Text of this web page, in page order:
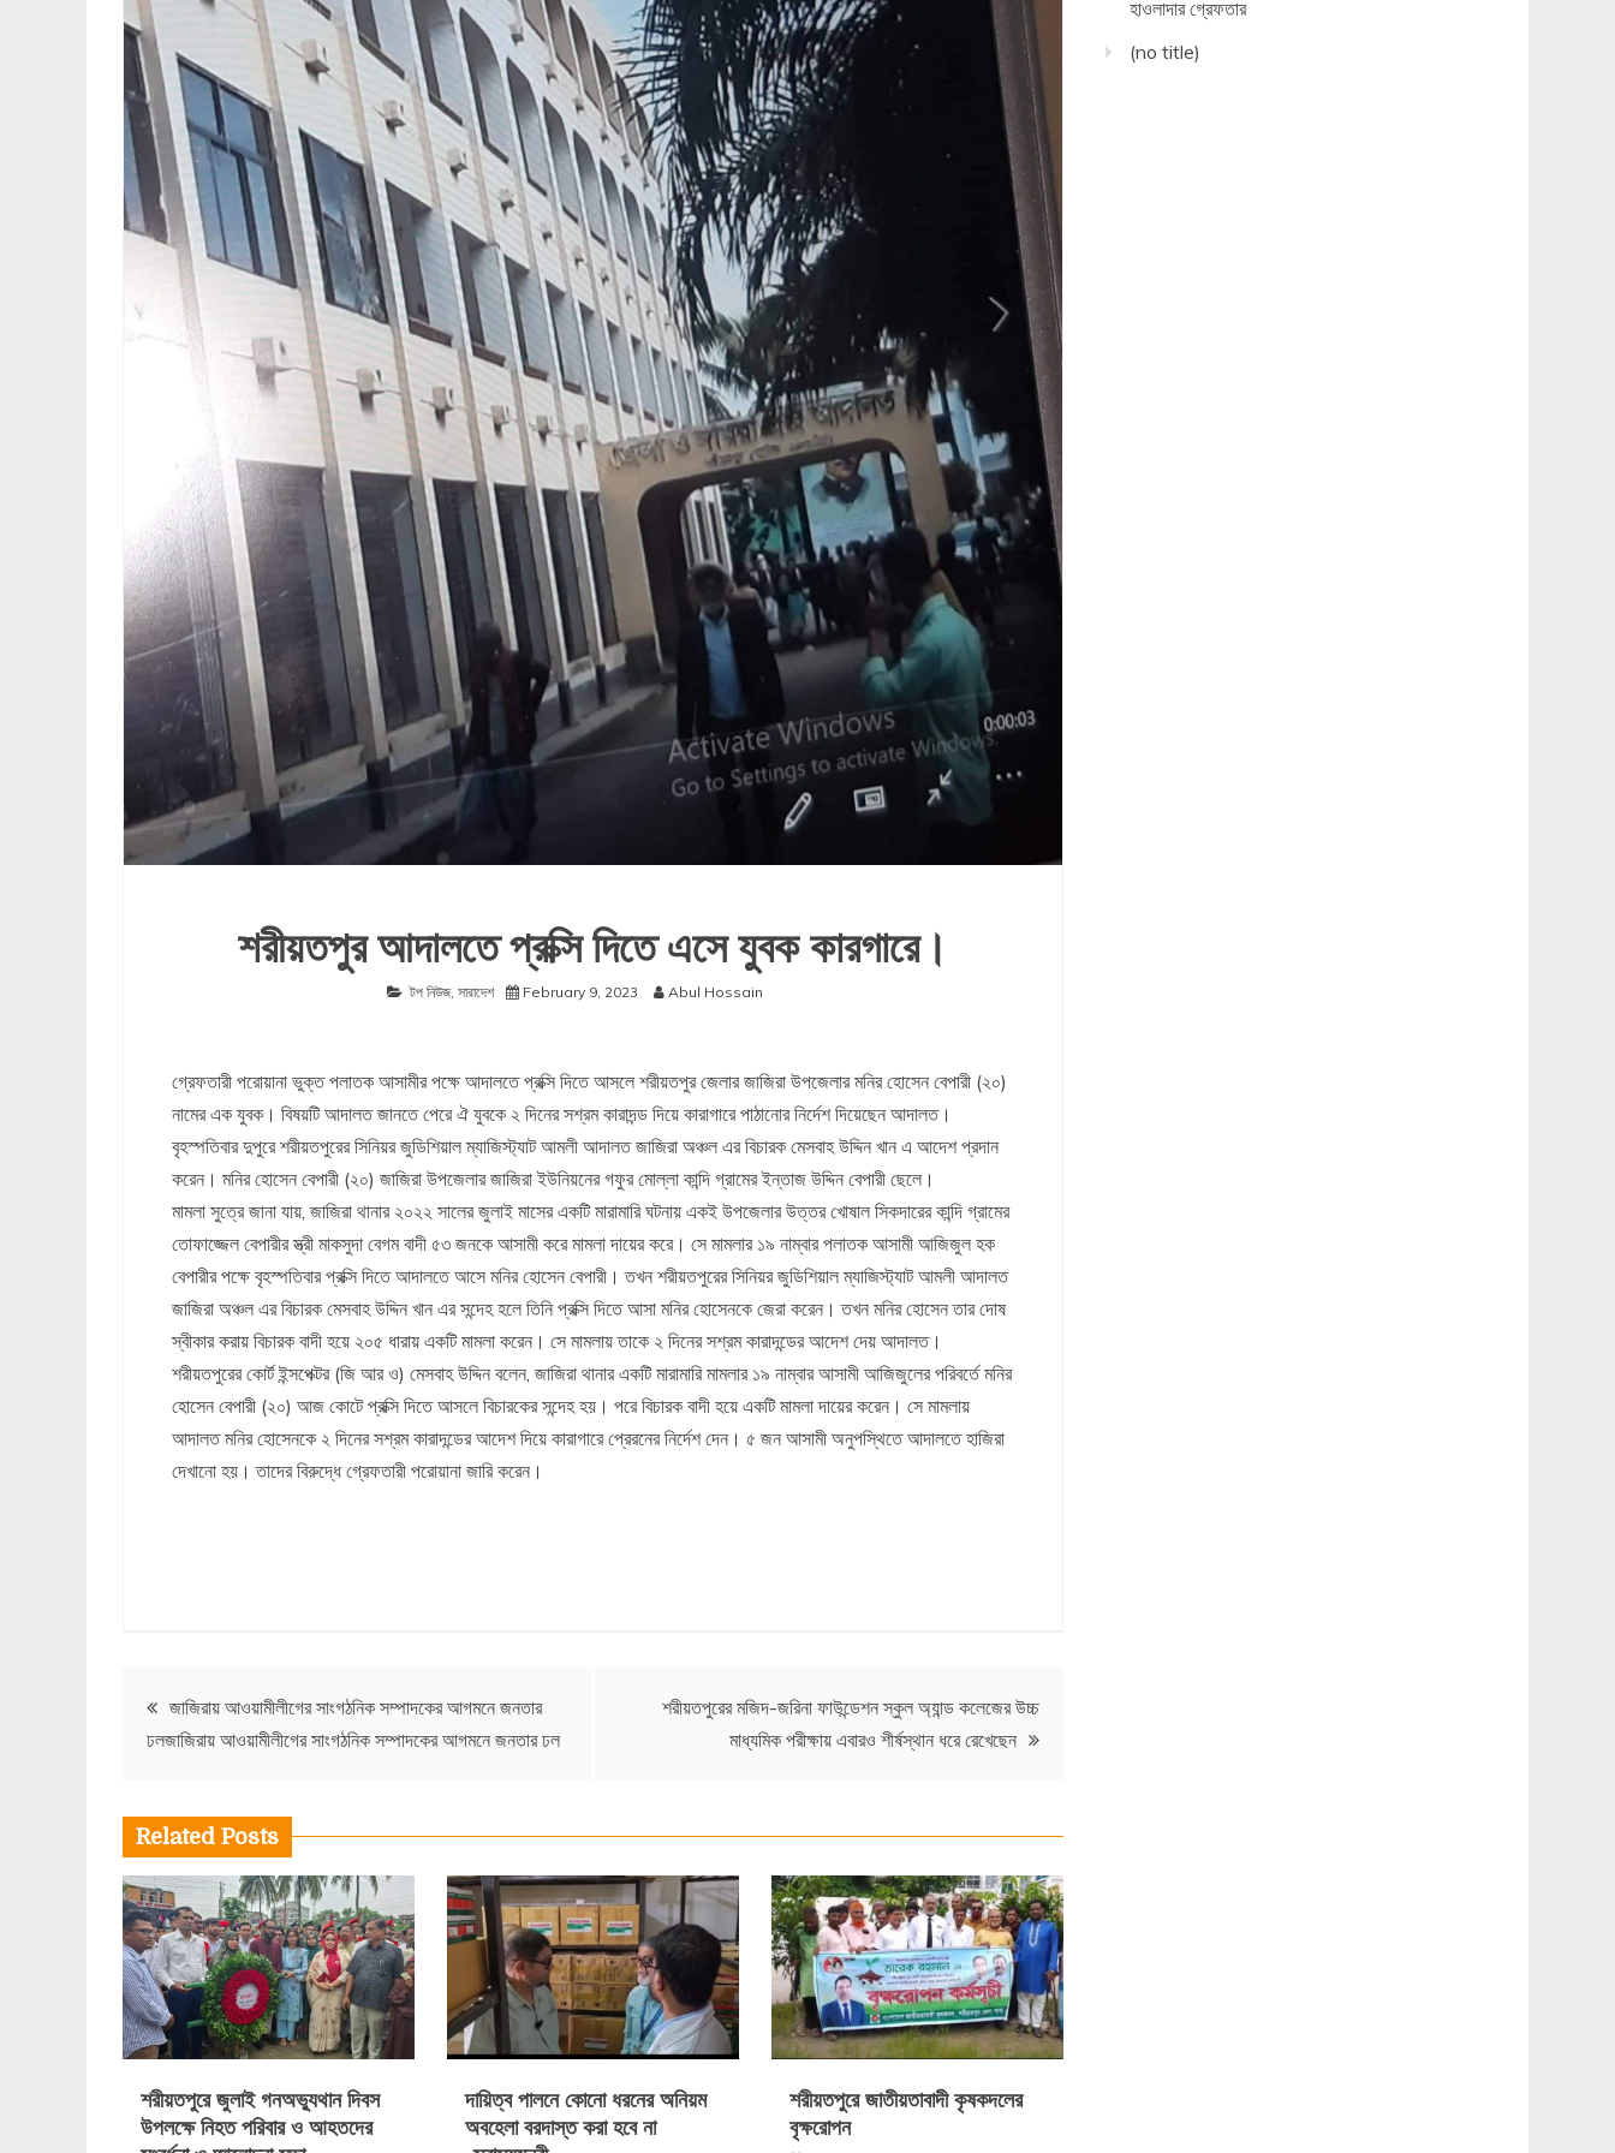
শরীয়তপুর আদালতে প্রক্সি দিতে এসে যুবক কারগারে।
টপ নিউজ, সারাদেশ February 9, 2023 Abul Hossain
গ্রেফতারী পরোয়ানা ভুক্ত পলাতক আসামীর পক্ষে আদালতে প্রক্সি দিতে আসলে শরীয়তপুর জেলার জাজিরা উপজেলার মনির হোসেন বেপারী (২০)
নামের এক যুবক। বিষয়টি আদালত জানতে পেরে ঐ যুবকে ২ দিনের সশ্রম কারাদন্ড দিয়ে কারাগারে পাঠানোর নির্দেশ দিয়েছেন আদালত।
বৃহস্পতিবার দুপুরে শরীয়তপুরের সিনিয়র জুডিশিয়াল ম্যাজিস্ট্যাট আমলী আদালত জাজিরা অঞ্চল এর বিচারক মেসবাহ উদ্দিন খান এ আদেশ প্রদান
করেন। মনির হোসেন বেপারী (২০) জাজিরা উপজেলার জাজিরা ইউনিয়নের গফুর মোল্লা কান্দি গ্রামের ইন্তাজ উদ্দিন বেপারী ছেলে।
মামলা সুত্রে জানা যায়, জাজিরা থানার ২০২২ সালের জুলাই মাসের একটি মারামারি ঘটনায় একই উপজেলার উত্তর খোষাল সিকদারের কান্দি গ্রামের
তোফাজ্জেল বেপারীর স্ত্রী মাকসুদা বেগম বাদী ৫৩ জনকে আসামী করে মামলা দায়ের করে। সে মামলার ১৯ নাম্বার পলাতক আসামী আজিজুল হক
বেপারীর পক্ষে বৃহস্পতিবার প্রক্সি দিতে আদালতে আসে মনির হোসেন বেপারী। তখন শরীয়তপুরের সিনিয়র জুডিশিয়াল ম্যাজিস্ট্যাট আমলী আদালত
জাজিরা অঞ্চল এর বিচারক মেসবাহ উদ্দিন খান এর সন্দেহ হলে তিনি প্রক্সি দিতে আসা মনির হোসেনকে জেরা করেন। তখন মনির হোসেন তার দোষ
স্বীকার করায় বিচারক বাদী হয়ে ২০৫ ধারায় একটি মামলা করেন। সে মামলায় তাকে ২ দিনের সশ্রম কারাদন্ডের আদেশ দেয় আদালত।
শরীয়তপুরের কোর্ট ইন্সপেক্টর (জি আর ও) মেসবাহ উদ্দিন বলেন, জাজিরা থানার একটি মারামারি মামলার ১৯ নাম্বার আসামী আজিজুলের পরিবর্তে মনির
হোসেন বেপারী (২০) আজ কোটে প্রক্সি দিতে আসলে বিচারকের সন্দেহ হয়। পরে বিচারক বাদী হয়ে একটি মামলা দায়ের করেন। সে মামলায়
আদালত মনির হোসেনকে ২ দিনের সশ্রম কারাদন্ডের আদেশ দিয়ে কারাগারে প্রেরনের নির্দেশ দেন। ৫ জন আসামী অনুপস্থিতে আদালতে হাজিরা
দেখানো হয়। তাদের বিরুদ্ধে গ্রেফতারী পরোয়ানা জারি করেন।
Post
জাজিরায় আওয়ামীলীগের সাংগঠনিক সম্পাদকের আগমনে জনতার
ঢলজাজিরায় আওয়ামীলীগের সাংগঠনিক সম্পাদকের আগমনে জনতার ঢল
শরীয়তপুরের মজিদ-জরিনা ফাউন্ডেশন স্কুল অ্যান্ড কলেজের উচ্চ
মাধ্যমিক পরীক্ষায় এবারও শীর্ষস্থান ধরে রেখেছেন
Related Posts
শরীয়তপুরে জুলাই গনঅভ্যুথান দিবস
উপলক্ষে নিহত পরিবার ও আহতদের
দায়িত্ব পালনে কোনো ধরনের অনিয়ম
অবহেলা বরদাস্ত করা হবে না
শরীয়তপুরে জাতীয়তাবাদী কৃষকদলের
বৃক্ষরোপন
হাওলাদার গ্রেফতার
(no title)